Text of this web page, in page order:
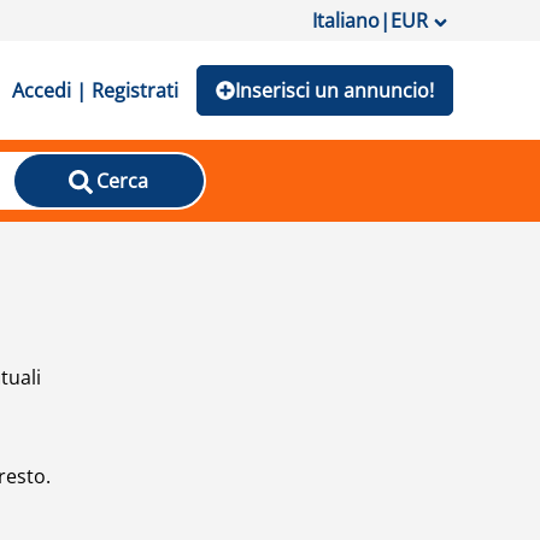
Italiano|EUR
Accedi | Registrati Inserisci un annuncio!
Cerca